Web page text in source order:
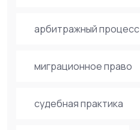
арбитражный процесс
миграционное право
судебная практика